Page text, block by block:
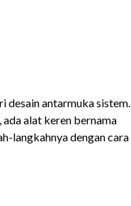
desain antarmuka sistem.
alat keren bernama
langkahnya dengan cara